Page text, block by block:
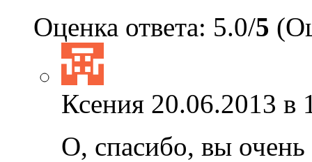
Оценка ответа: 5.0/5
Ксения 20.06.2013 в
О, спасибо, вы очень